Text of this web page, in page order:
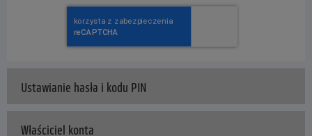
Ustawianie hasła i kodu PIN
Właściciel konta